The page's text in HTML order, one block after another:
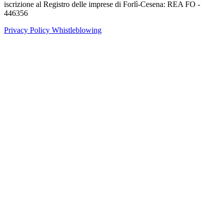
iscrizione al Registro delle imprese di Forlì-Cesena: REA FO -
446356
Privacy Policy Whistleblowing